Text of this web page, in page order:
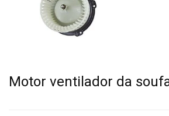
Motor ventilador da